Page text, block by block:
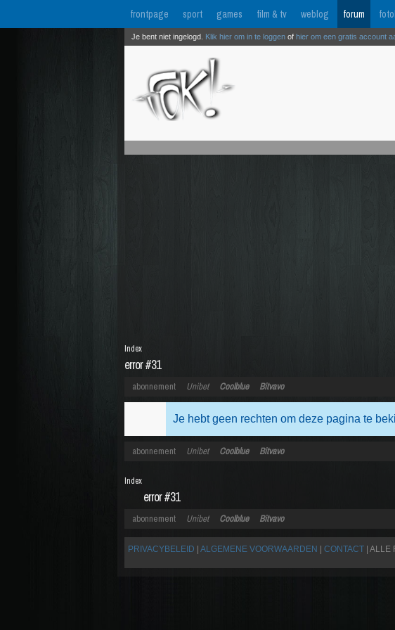
frontpage sport games film & tv weblog forum
Je bent niet ingelogd. Klik hier om in te loggen of hier om een gratis account
error #31
Index
abonnement Unibet Coolblue Bitvavo
Je hebt geen rechten om deze pagina te
abonnement Unibet Coolblue Bitvavo
error #31
Index
abonnement Unibet Coolblue Bitvavo
PRIVACYBELEID ALGEMENE VOORWAARDEN CONTACT |